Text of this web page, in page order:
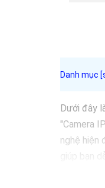
Dưới đây
"Camera
nghệ hiện